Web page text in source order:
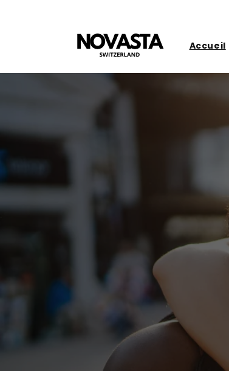
Accueil